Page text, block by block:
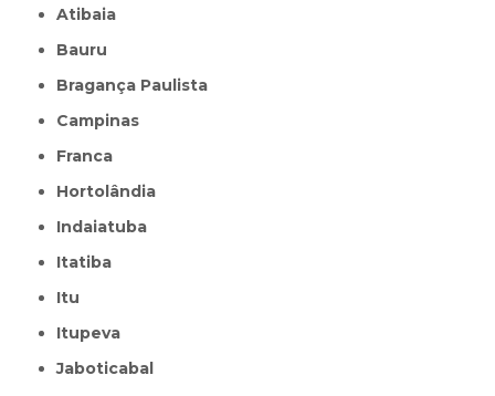
Atibaia
Bauru
Bragança Paulista
Campinas
Franca
Hortolândia
Indaiatuba
Itatiba
Itu
Itupeva
Jaboticabal